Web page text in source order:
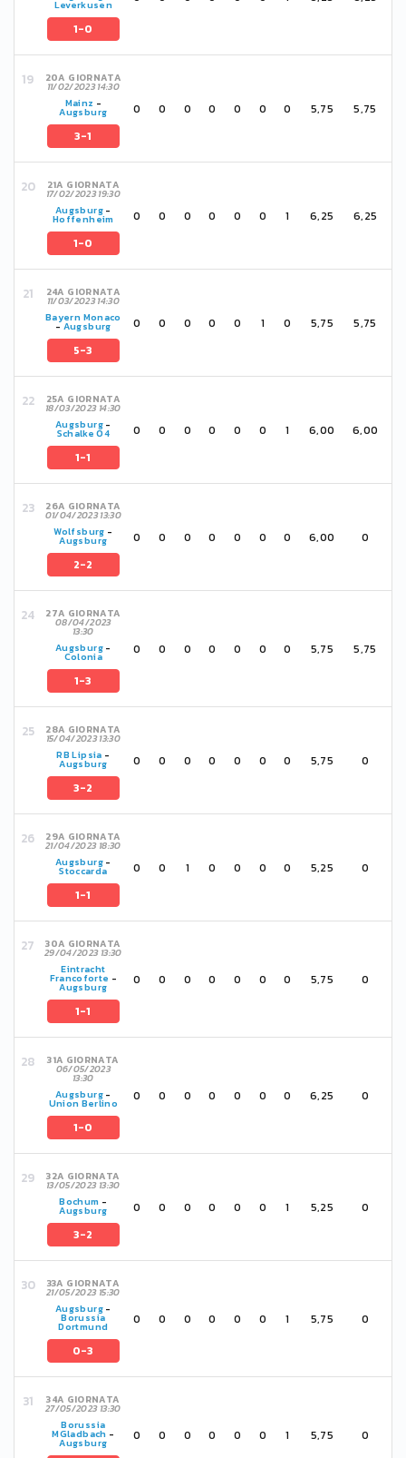
Leverkusen
1-0
20A GIORNATA
11/02/2023 14:30
Mainz -
Augsburg
3-1
0 0 0 0 0 0 0 5,75 5,75
21A GIORNATA
17/02/2023 19:30
Augsburg-
Hoffenheim
1-0
0 0 0 0 0 0 1 6,25 6,25
24A GIORNATA
11/03/2023 14:30
Bayern Monaco
-Augsburg
5-3
0 0 0 0 0 1 0 5,75 5,75
25A GIORNATA
18/03/2023 14:30
Augsburg-
Schalke 04
1-1
0 0 0 0 0 0 1 6,00 6,00
26A GIORNATA
01/04/2023 13:30
Wolfsburg -
Augsburg
2-2
0 0 0 0 0 0 0 6,00 0
27A GIORNATA
08/04/2023
13:30
Augsburg-
Colonia
1-3
0 0 0 0 0 0 0 5,75 5,75
28A GIORNATA
15/04/2023 13:30
RB Lipsia -
Augsburg
3-2
0 0 0 0 0 0 0 5,75 0
29A GIORNATA
21/04/2023 18:30
Augsburg-
Stoccarda
1-1
0 0 1 0 0 0 0 5,25 0
30A GIORNATA
29/04/2023 13:30
Eintracht
Francoforte -
Augsburg
1-1
0 0 0 0 0 0 0 5,75 0
31A GIORNATA
06/05/2023
13:30
Augsburg-
Union Berlino
1-0
0 0 0 0 0 0 0 6,25 0
32A GIORNATA
13/05/2023 13:30
Bochum -
Augsburg
3-2
0 0 0 0 0 0 1 5,25 0
33A GIORNATA
21/05/2023 15:30
Augsburg-
Borussia
Dortmund
0-3
0 0 0 0 0 0 1 5,75 0
34A GIORNATA
27/05/2023 13:30
Borussia
MGladbach -
Augsburg 0 0 0 0 0 0 1 5,75 0